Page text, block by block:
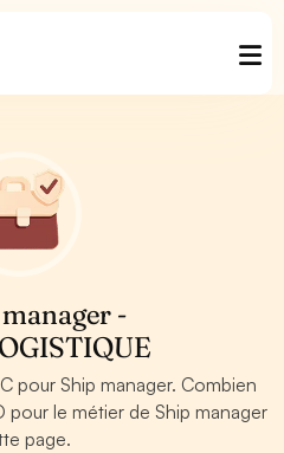
-
pour Ship manager. Combien
pour le métier de Ship manager
page.